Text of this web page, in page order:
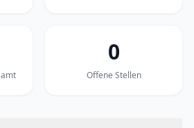
0
Offene Stellen